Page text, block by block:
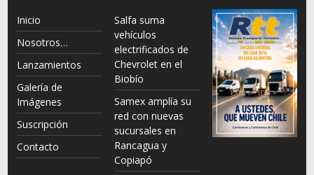
Inicio
Nosotros…
Lanzamientos
Galería de
Imágenes
Suscripción
Contacto
Salfa suma
vehículos
electrificados de
Chevrolet en el
Biobío
Samex amplía su
red con nuevas
sucursales en
Rancagua y
Copiapó